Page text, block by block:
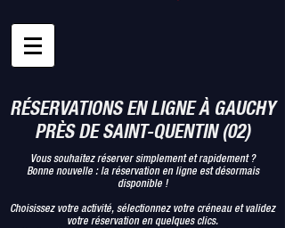
RÉSERVATIONS EN LIGNE À GAUCHY
PRÈS DE SAINT-QUENTIN (02)
Vous souhaitez réserver simplement et rapidement ?
Bonne nouvelle : la réservation en ligne est désormais
disponible !
Choisissez votre activité, sélectionnez votre créneau et validez
votre réservation en quelques clics.